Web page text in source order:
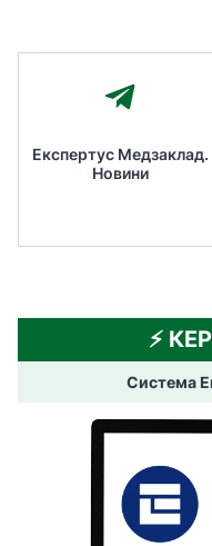
Експертус Медзаклад.
Новини
⚡️
Система